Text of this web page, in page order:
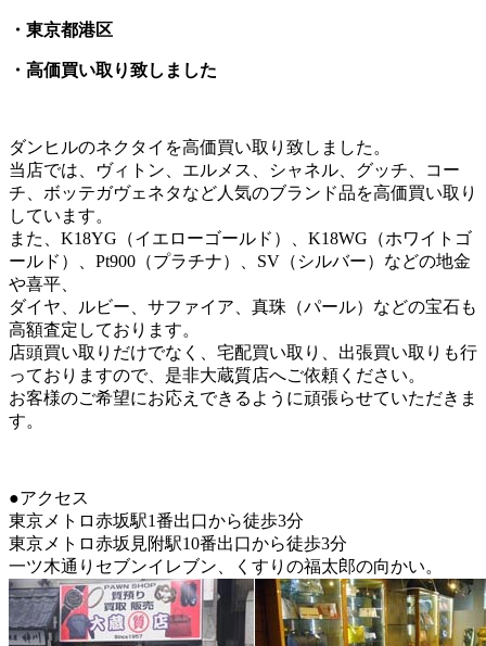
・東京都港区
・高価買い取り致しました
ダンヒルのネクタイを高価買い取り致しました。
当店では、ヴィトン、エルメス、シャネル、グッチ、コー
チ、ボッテガヴェネタなど人気のブランド品を高価買い取り
しています。
また、K18YG（イエローゴールド）、K18WG（ホワイトゴ
ールド）、Pt900（プラチナ）、SV（シルバー）などの地金
や喜平、
ダイヤ、ルビー、サファイア、真珠（パール）などの宝石も
高額査定しております。
店頭買い取りだけでなく、宅配買い取り、出張買い取りも行
っておりますので、是非大蔵質店へご依頼ください。
お客様のご希望にお応えできるように頑張らせていただきま
す。
●アクセス
東京メトロ赤坂駅1番出口から徒歩3分
東京メトロ赤坂見附駅10番出口から徒歩3分
一ツ木通りセブンイレブン、くすりの福太郎の向かい。